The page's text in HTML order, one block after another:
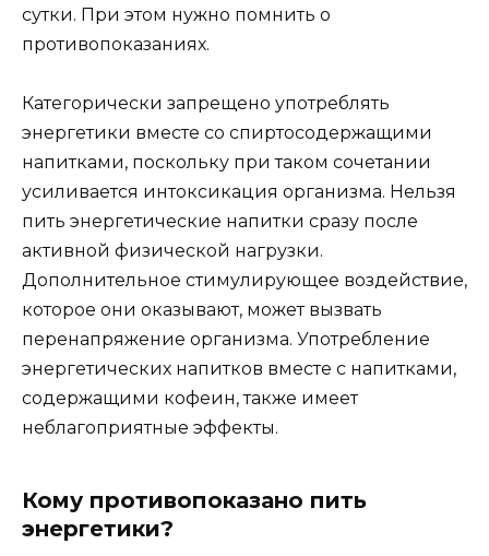
сутки. При этом нужно помнить о
противопоказаниях.
Категорически запрещено употреблять
энергетики вместе со спиртосодержащими
напитками, поскольку при таком сочетании
усиливается интоксикация организма. Нельзя
пить энергетические напитки сразу после
активной физической нагрузки.
Дополнительное стимулирующее воздействие,
которое они оказывают, может вызвать
перенапряжение организма. Употребление
энергетических напитков вместе с напитками,
содержащими кофеин, также имеет
неблагоприятные эффекты.
Кому противопоказано пить
энергетики?